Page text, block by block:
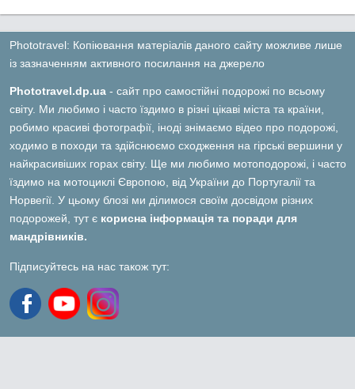
Phototravel: Копіювання матеріалів даного сайту можливе лише
із зазначенням активного посилання на джерело
Phototravel.dp.ua - сайт про самостійні подорожі по всьому
світу. Ми любимо і часто їздимо в різні цікаві міста та країни,
робимо красиві фотографії, іноді знімаємо відео про подорожі,
ходимо в походи та здійснюємо сходження на гірські вершини у
найкрасивіших горах світу. Ще ми любимо мотоподорожі, і часто
їздимо на мотоциклі Європою, від України до Португалії та
Норвегії. У цьому блозі ми ділимося своїм досвідом різних
подорожей, тут є корисна інформація та поради для
мандрівників.
Підписуйтесь на нас також тут: